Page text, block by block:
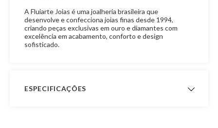
A Fluiarte Joias é uma joalheria brasileira que
desenvolve e confecciona joias finas desde 1994,
criando peças exclusivas em ouro e diamantes com
excelência em acabamento, conforto e design
sofisticado.
ESPECIFICAÇÕES